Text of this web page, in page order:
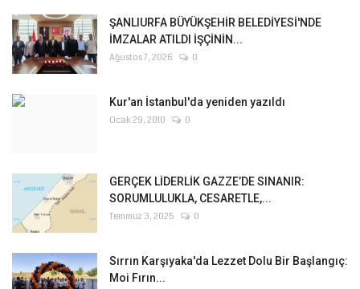
ŞANLIURFA BÜYÜKŞEHİR BELEDİYESİ'NDE
İMZALAR ATILDI İŞÇİNİN...
Ağustos 7, 2026 0
Kur'an İstanbul'da yeniden yazıldı
Ocak 29, 2010 0
GERÇEK LİDERLİK GAZZE’DE SINANIR:
SORUMLULUKLA, CESARETLE,...
Temmuz 3, 2025 0
Sırrın Karşıyaka'da Lezzet Dolu Bir Başlangıç:
Moi Fırın...